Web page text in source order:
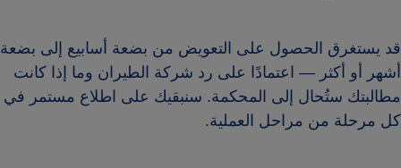
قد يستغرق الحصول على التعويض من بضعة أسابيع إلى بضعة
أشهر أو أكثر — اعتمادًا على رد شركة الطيران وما إذا كانت
مطالبتك ستُحال إلى المحكمة. سنبقيك على اطلاع مستمر في
كل مرحلة من مراحل العملية.